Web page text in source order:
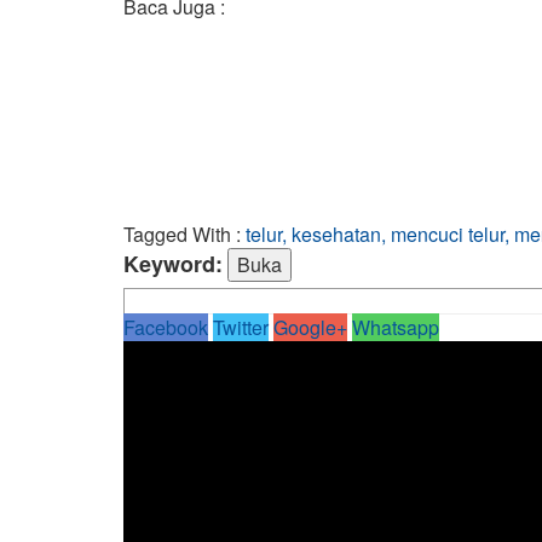
Baca Juga :
Tagged With : telur, kesehatan, mencuci telur,
Keyword:
FacebookTwitterGoogle+Whatsapp